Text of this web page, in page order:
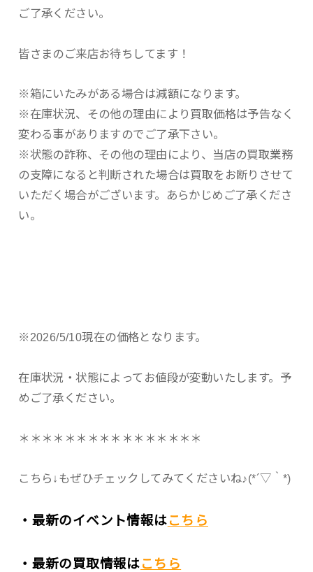
ご了承ください。
皆さまのご来店お待ちしてます！
※箱にいたみがある場合は減額になります。
※在庫状況、その他の理由により買取価格は予告なく
変わる事がありますのでご了承下さい。
※状態の詐称、その他の理由により、当店の買取業務
の支障になると判断された場合は買取をお断りさせて
いただく場合がございます。あらかじめご了承くださ
い。
※2026/5/10現在の価格となります。
在庫状況・状態によってお値段が変動いたします。予
めご了承ください。
＊＊＊＊＊＊＊＊＊＊＊＊＊＊＊＊
こちら↓もぜひチェックしてみてくださいね♪(*´▽｀*)
・最新のイベント情報はこちら
・最新の買取情報はこちら